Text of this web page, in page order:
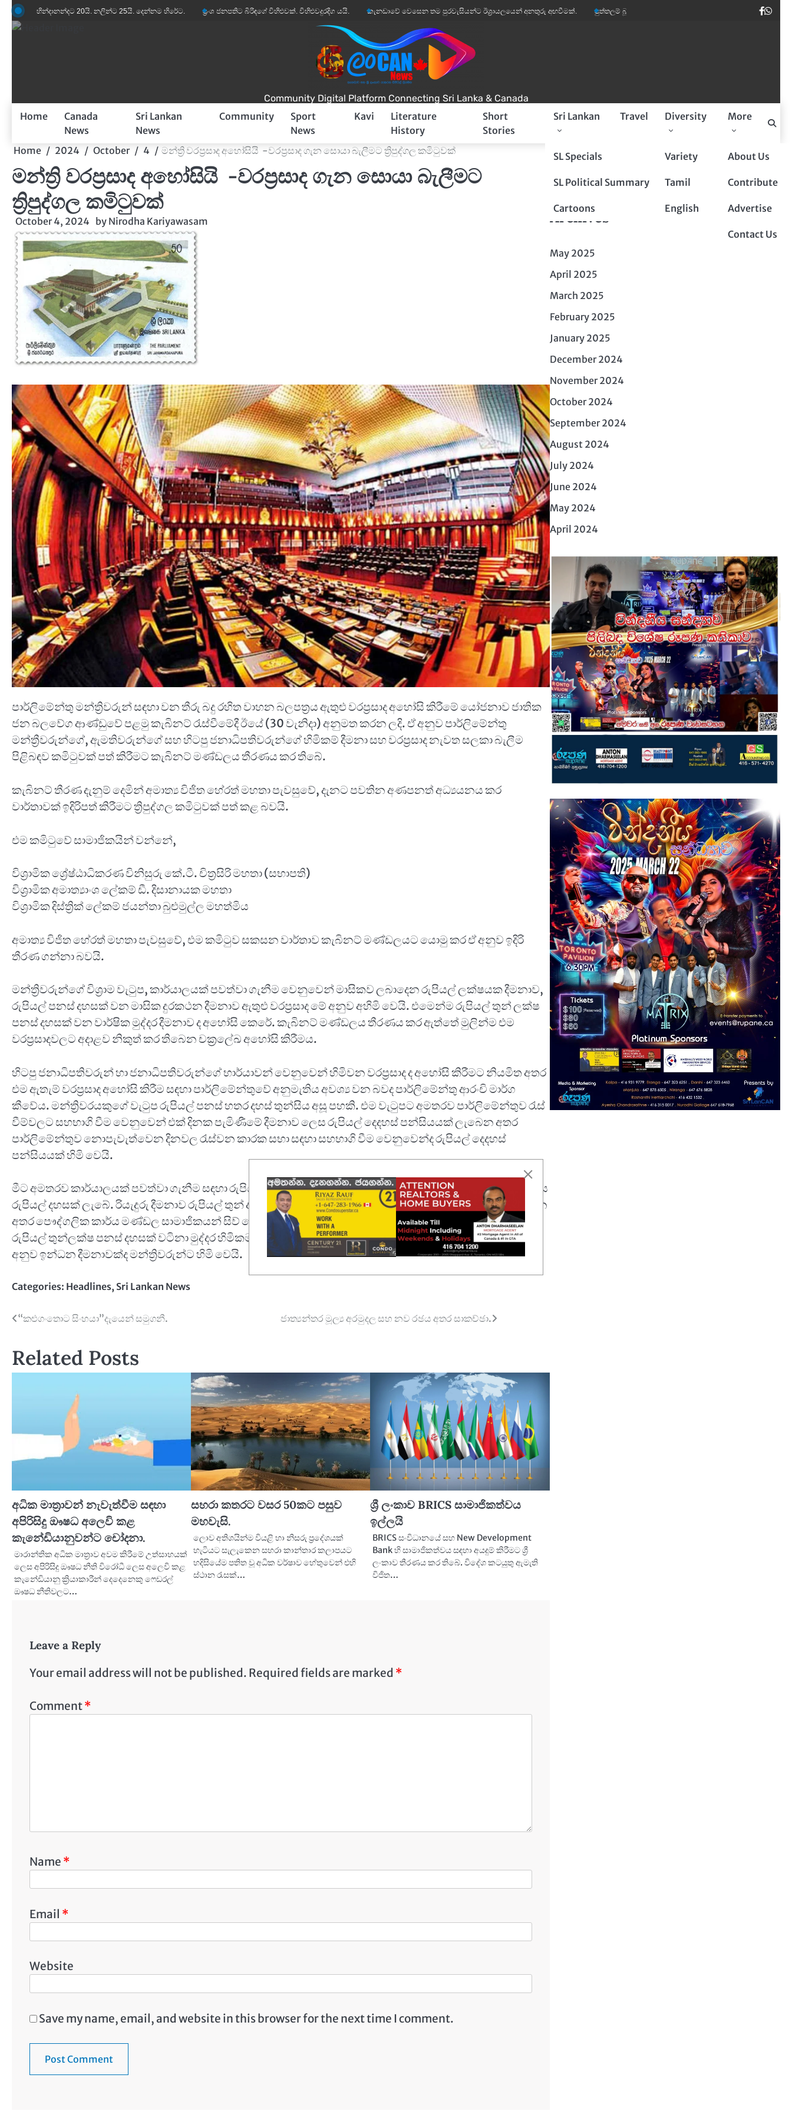
Skip
to
20යි. නලින්ට 25යි. දෙන්නම හිරේට. ප්‍රංශ ජනපතිට බිරිඳගේ විහිළුවක්. විහිළුවදුරදිග යයි. කැනඩාවේ වෙසෙන තම පුරවැසියන්ට ඊශ්‍රායලයෙන් අනතුරු අඟවීමක්. පුත්තලම් බූරුවන් ඉතාලියේ මාර ඩිමාන්ඩ්. කවි ලොව පෙරළියක් කළ
Community Digital Platform Connecting Sri Lanka & Canada
Home
Canada
News
Sri Lankan
News
Community
Sport
News
Kavi
Literature
History
Short
Stories
Sri Lankan
SL Specials
SL Political Summary
Cartoons
Travel Diversity
Variety
Tamil
English
More
About Us
Contribute
Advertise
Contact Us
Home 2024 October 4 මන්ත්‍රි වරප්‍රසාද අහෝසියි -වරප්‍රසාද ගැන සොයා බැලීමට ත්‍රිපුද්ගල කමිටුවක්
මන්ත්‍රි වරප්‍රසාද අහෝසියි -වරප්‍රසාද ගැන සොයා බැලීමට
ත්‍රිපුද්ගල කමිටුවක්
October 4, 2024 by Nirodha Kariyawasam
පාර්ලිමේන්තු මන්ත්‍රිවරුන් සඳහා වන තීරු බදු රහිත වාහන බලපත්‍රය ඇතුළු වරප්‍රසාද අහෝසි කිරීමේ යෝජනාව ජාතික
ජන බලවේග ආණ්ඩුවේ පළමු කැබිනට් රැස්වීමේදී ඊයේ (30 වැනිදා) අනුමත කරන ලදි. ඒ අනුව පාර්ලිමේන්තු
මන්ත්‍රීවරුන්ගේ, ඇමතිවරුන්ගේ සහ හිටපු ජනාධිපතිවරුන්ගේ හිමිකම් දීමනා සහ වරප්‍රසාද නැවත සලකා බැලීම
පිළිබඳව කමිටුවක් පත් කිරීමට කැබිනට් මණ්ඩලය තීරණය කර තිබේ.
කැබිනට් තීරණ දැනුම් දෙමින් අමාත්‍ය විජිත හේරත් මහතා පැවසුවේ, දැනට පවතින අණපනත් අධ්‍යයනය කර
වාර්තාවක් ඉදිරිපත් කිරීමට ත්‍රිපුද්ගල කමිටුවක් පත් කළ බවයි.
එම කමිටුවේ සාමාජිකයින් වන්නේ,
විශ්‍රාමික ශ්‍රේෂ්ඨාධිකරණ විනිසුරු කේ.ටී. චිත්‍රසිරි මහතා (සභාපති)
විශ්‍රාමික අමාත්‍යාංශ ලේකම් ඩී. දිසානායක මහතා
විශ්‍රාමික දිස්ත්‍රික් ලේකම් ජයන්තා බුළුමුල්ල මහත්මිය
අමාත්‍ය විජිත හේරත් මහතා පැවසුවේ, එම කමිටුව සකසන වාර්තාව කැබිනට් මණ්ඩලයට යොමු කර ඒ අනුව ඉදිරි
තීරණ ගන්නා බවයි.
මන්ත්‍රිවරුන්ගේ විශ්‍රාම වැටුප, කාර්යාලයක් පවත්වා ගැනීම වෙනුවෙන් මාසිකව ලබාදෙන රුපියල් ලක්ෂයක දීමනාව,
රුපියල් පනස් දහසක් වන මාසික දුරකථන දීමනාව ඇතුළු වරප්‍රසාද මේ අනුව අහිමි වෙයි. එමෙන්ම රුපියල් තුන් ලක්ෂ
පනස් දහසක් වන වාර්ෂික මුද්දර දීමනාව ද අහෝසි කෙරේ. කැබිනට් මණ්ඩලය තීරණය කර ඇත්තේ මුලින්ම එම
වරප්‍රසාදවලට අදාළව නිකුත් කර තිබෙන චක්‍රලේඛ අහෝසි කිරීමය.
හිටපු ජනාධිපතිවරුන් හා ජනාධිපතිවරුන්ගේ භාර්යාවන් වෙනුවෙන් හිමිවන වරප්‍රසාද ද අහෝසි කිරීමට නියමිත අතර
එම ඇතැම් වරප්‍රසාද අහෝසි කිරීම සඳහා පාර්ලිමේන්තුවේ අනුමැතිය අවශ්‍ය වන බවද පාර්ලිමේන්තු ආරංචි මාර්ග
කීවේය. මන්ත්‍රිවරයකුගේ වැටුප රුපියල් පනස් හතර දහස් තුන්සිය අසූ පහකි. එම වැටුපට අමතරව පාර්ලිමේන්තුව රැස්
වීම්වලට සහභාගි වීම වෙනුවෙන් එක් දිනක පැමිණීමේ දීමනාව ලෙස රුපියල් දෙදහස් පන්සියයක් ලැබෙන අතර
පාර්ලිමේන්තුව නොපැවැත්වෙන දිනවල රැස්වන කාරක සභා සඳහා සහභාගි වීම වෙනුවෙන්ද රුපියල් දෙදහස්
පන්සියයක් හිමි වෙයි.
මීට අමතරව කාර්යාලයක් පවත්වා ගැනීම සඳහා රුපියල් ලක්ෂයක මාසික දීමනාවක් ලැබෙන අතර සංග්‍රහ දීමනාව ලෙස
රුපියල් දහසක් ලැබේ. රියැදුරු දීමනාව රුපියල් තුන් දහස් පන්සීයකි. මාසික දුරකථන දීමනාව රුපියල් පනස් දහසක් වන
අතර පෞද්ගලික කාර්ය මණ්ඩල සාමාජිකයන් සිව් දෙනෙක් සඳහා රුපියල් දසදහසක් ලැබේ. එමෙන් ම වාර්ෂිකව
රුපියල් තුන්ලක්ෂ පනස් දහසක් වටිනා මුද්දර හිමිකමක්ද ඇත. එක් එක් දිස්ත්‍රික්කයේ සිට පාර්ලිමේන්තුවට ඇති දුර
අනුව ඉන්ධන දීමනාවක්ද මන්ත්‍රිවරුන්ට හිමි වෙයි.
Categories: Headlines, Sri Lankan News
Post
“කළුගංතොට සිංහයා”දැයෙන් සමුගනී. ජාත්‍යන්තර මූල්‍ය අරමුදල සහ නව රඡය අතර සාකච්ඡා.
Related Posts
අධික මාත්‍රාවන් නැවැත්වීම සඳහා
අපිරිසිදු ඖෂධ අලෙවි කළ
කැනේඩියානුවන්ට චෝදනා.
මාරාන්තික අධික මාත්‍රාව අවම කිරීමේ උත්සාහයක්
ලෙස අපිරිසිදු ඖෂධ නීති විරෝධී ලෙස අලෙවි කළ
කැනේඩියානු ක්‍රියාකාරීන් දෙදෙනෙකු ෆෙඩරල්
ඖෂධ නීතිවලට…
සහරා කතරට වසර 50කට පසුව
මහවැසි.
ලොව අතිශයින්ම වියළි හා නිසරු ප්‍රදේශයක්
හැටියට සැලැකෙන සහරා කාන්තාර කලාපයට
හදිසියේම පතිත වූ අධික වර්ෂාව හේතුවෙන් එහි
ස්ථාන රැසක්…
ශ්‍රී ලංකාව BRICS සාමාජිකත්වය
ඉල්ලයි
BRICS සංවිධානයේ සහ New Development
Bank හි සාමාජිකත්වය සඳහා අයදුම් කිරීමට ශ්‍රී
ලංකාව තීරණය කර තිබේ. විදේශ කටයුතු ඇමැති
විජිත…
Leave a Reply
Your email address will not be published. Required fields are marked *
Comment*
Name *
Email *
Website
Save my name, email, and website in this browser for the next time I comment.
Sponsored By
Archives
May 2025
April 2025
March 2025
February 2025
January 2025
December 2024
November 2024
October 2024
September 2024
August 2024
July 2024
June 2024
May 2024
April 2024